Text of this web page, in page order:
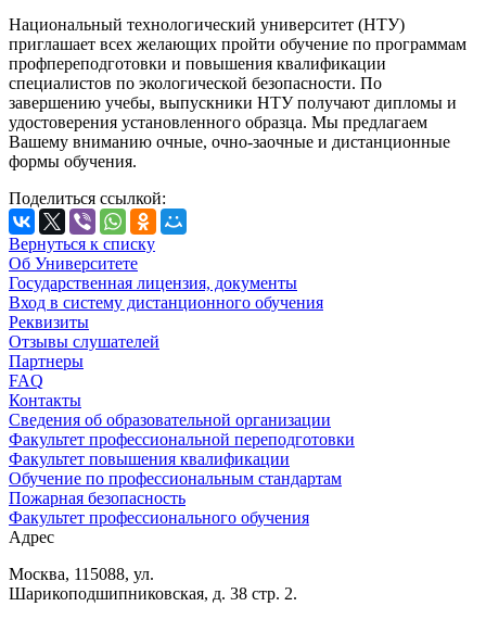
Национальный технологический университет (НТУ)
приглашает всех желающих пройти обучение по программам
профпереподготовки и повышения квалификации
специалистов по экологической безопасности. По
завершению учебы, выпускники НТУ получают дипломы и
удостоверения установленного образца. Мы предлагаем
Вашему вниманию очные, очно-заочные и дистанционные
формы обучения.
Поделиться ссылкой:
Вернуться к списку
Об Университете
Государственная лицензия, документы
Вход в систему дистанционного обучения
Реквизиты
Отзывы слушателей
Партнеры
FAQ
Контакты
Сведения об образовательной организации
Факультет профессиональной переподготовки
Факультет повышения квалификации
Обучение по профессиональным стандартам
Пожарная безопасность
Факультет профессионального обучения
Адрес
Москва, 115088, ул.
Шарикоподшипниковская, д. 38 стр. 2.